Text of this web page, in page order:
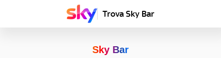
Trova Sky Bar
Sky Bar